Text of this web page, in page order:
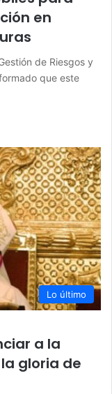
en
de Riesgos y
que este
Lo último
a la
gloria de